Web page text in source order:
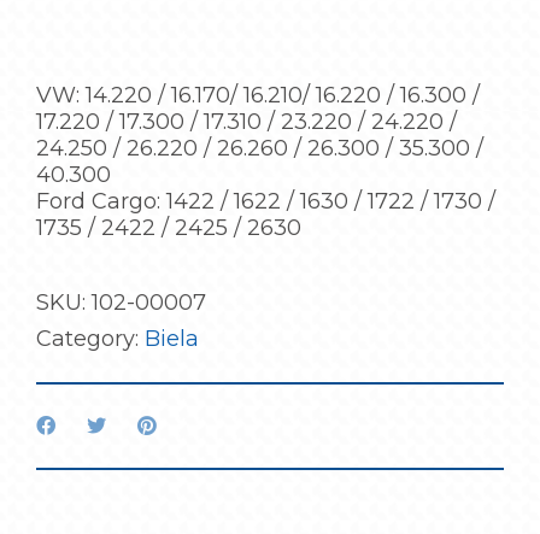
VW: 14.220 / 16.170/ 16.210/ 16.220 / 16.300 /
17.220 / 17.300 / 17.310 / 23.220 / 24.220 /
24.250 / 26.220 / 26.260 / 26.300 / 35.300 /
40.300
Ford Cargo: 1422 / 1622 / 1630 / 1722 / 1730 /
1735 / 2422 / 2425 / 2630
SKU:102-00007
Category: Biela